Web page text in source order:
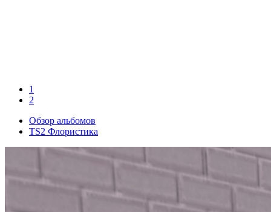
1
2
Обзор альбомов
TS2 Флористика